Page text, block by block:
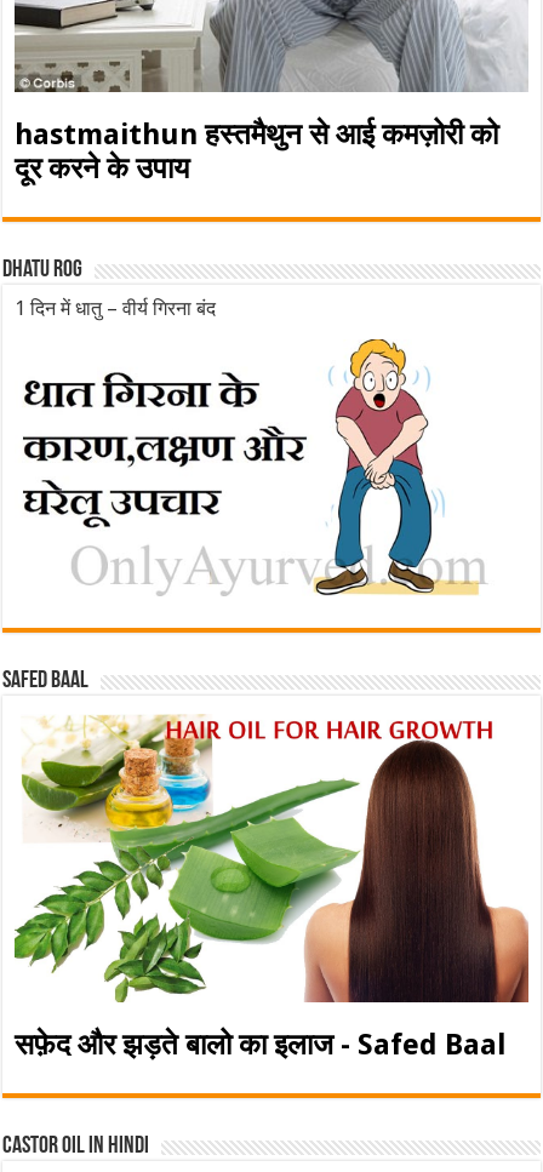
hastmaithun हस्तमैथुन से आई कमज़ोरी को
दूर करने के उपाय
Dhatu rog
1 दिन में धातु – वीर्य गिरना बंद
Safed baal
सफ़ेद और झड़ते बालो का इलाज - Safed Baal
Castor Oil In Hindi